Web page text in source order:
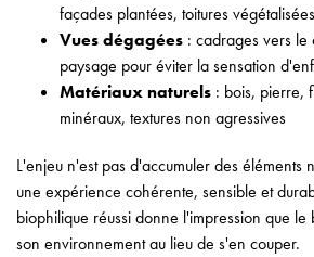
façades plantées, toitures
Vues dégagées : cadrages vers le
paysage pour éviter la sensation
Matériaux naturels : bois, pierre,
minéraux, textures non agressives
L'enjeu n'est pas d'accumuler des éléments
une expérience cohérente, sensible et
biophilique réussi donne l'impression que
son environnement au lieu de s'en couper.